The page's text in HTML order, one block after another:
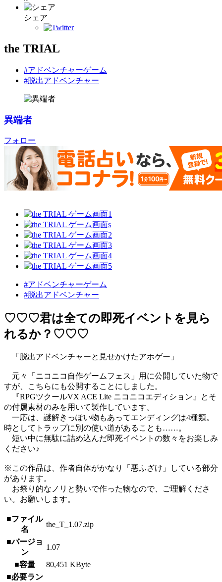
シェア
the TRIAL
#アドベンチャーゲーム
#脱出アドベンチャー
異端者
フォロー
#アドベンチャーゲーム
#脱出アドベンチャー
♡♡♡君は全ての即死イベントを見ら
れるか？♡♡♡
「脱出アドベンチャーと見せかけたアホゲー」
元々「ニコニコ自作ゲームフェス」用に公開していた物で
すが、こちらにも公開することにしました。
『RPGツクールVX ACE Lite ニコニコエディション』とそ
の付属素材のみを用いて製作しています。
一応は、謎解きっぽい物もあってエンディングは4種類。
時としてトラップに別の使い道があることも……。
短い中に無駄に詰め込んだ即死イベントの数々をお楽しみ
ください♪
※この作品は、作者自体がかなり「悪ふざけ」している部分
があります。
お祭り的なノリと勢いで作った物なので、ご理解くださ
い。お願いします。
■ファイル
名
the_T_1.07.zip
■バージョ
ン
1.07
■容量
80,451 KByte
■必要ラン